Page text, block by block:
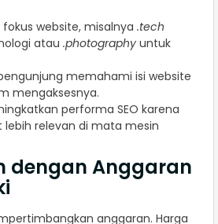
website, misalnya .tech
atau .photography untuk
memahami isi website
mengaksesnya.
performa SEO karena
lebih relevan di mata mesin
dengan Anggaran
anggaran. Harga